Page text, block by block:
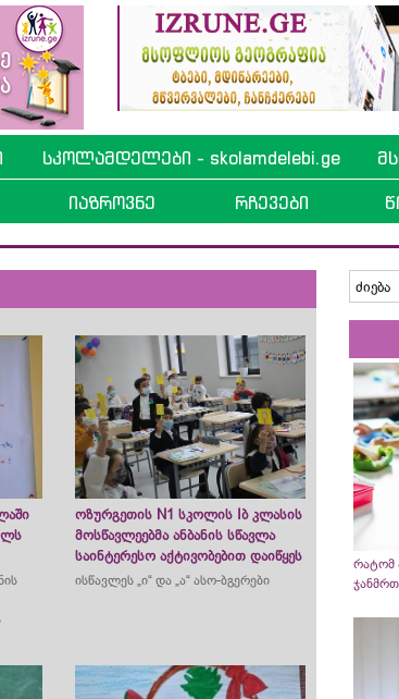
სკოლამდელები - skolamdelebi.ge
იაზროვნე რჩევები
ოზურგეთის N1 სკოლის Iბ კლასის
მოსწავლეებმა ანბანის სწავლა
საინტერესო აქტივობებით დაიწყეს
ისწავლეს „ი“ და „ა“ ასო-ბგერები
რატომ